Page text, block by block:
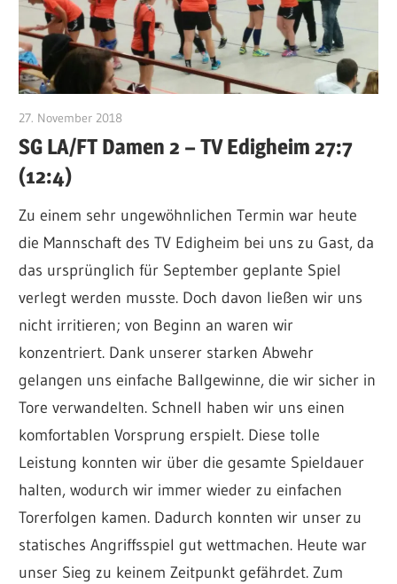
27. November 2018
SG LA/FT Damen 2 – TV Edigheim 27:7
(12:4)
Zu einem sehr ungewöhnlichen Termin war heute
die Mannschaft des TV Edigheim bei uns zu Gast, da
das ursprünglich für September geplante Spiel
verlegt werden musste. Doch davon ließen wir uns
nicht irritieren; von Beginn an waren wir
konzentriert. Dank unserer starken Abwehr
gelangen uns einfache Ballgewinne, die wir sicher in
Tore verwandelten. Schnell haben wir uns einen
komfortablen Vorsprung erspielt. Diese tolle
Leistung konnten wir über die gesamte Spieldauer
halten, wodurch wir immer wieder zu einfachen
Torerfolgen kamen. Dadurch konnten wir unser zu
statisches Angriffsspiel gut wettmachen. Heute war
unser Sieg zu keinem Zeitpunkt gefährdet. Zum